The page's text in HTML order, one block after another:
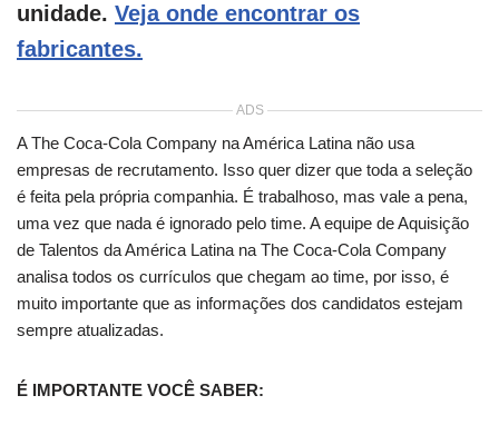
unidade. Veja onde encontrar os
fabricantes.
ADS
A The Coca-Cola Company na América Latina não usa
empresas de recrutamento. Isso quer dizer que toda a seleção
é feita pela própria companhia. É trabalhoso, mas vale a pena,
uma vez que nada é ignorado pelo time. A equipe de Aquisição
de Talentos da América Latina na The Coca-Cola Company
analisa todos os currículos que chegam ao time, por isso, é
muito importante que as informações dos candidatos estejam
sempre atualizadas.
É IMPORTANTE VOCÊ SABER: